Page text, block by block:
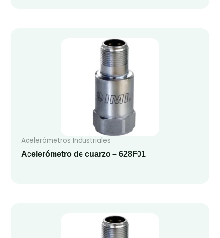
Acelerómetros Industriales
Acelerómetro de cuarzo – 628F01